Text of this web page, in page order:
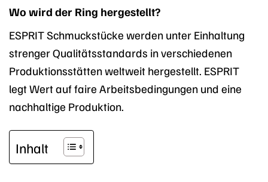
Wo wird der Ring hergestellt?
ESPRIT Schmuckstücke werden unter Einhaltung
strenger Qualitätsstandards in verschiedenen
Produktionsstätten weltweit hergestellt. ESPRIT
legt Wert auf faire Arbeitsbedingungen und eine
nachhaltige Produktion.
Inhalt